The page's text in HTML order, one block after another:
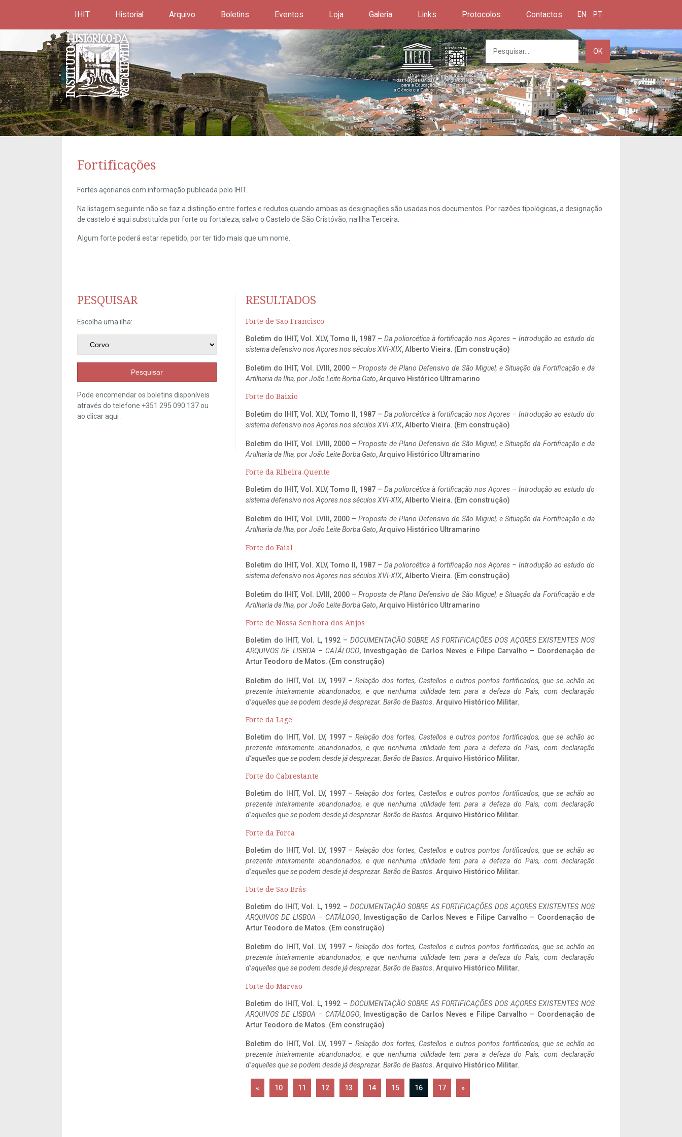
IHIT Historial Arquivo Boletins Eventos Loja Galeria Links Protocolos Contactos EN PT
OK
Fortificações
Fortes açorianos com informação publicada pelo IHIT.
Na listagem seguinte não se faz a distinção entre fortes e redutos quando ambas as designações são usadas nos documentos. Por razões tipológicas, a designação
de castelo é aqui substituída por forte ou fortaleza, salvo o Castelo de São Cristóvão, na Ilha Terceira.
Algum forte poderá estar repetido, por ter tido mais que um nome.
PESQUISAR
Escolha uma ilha:
Pesquisar
Pode encomendar os boletins disponíveis
através do telefone +351 295 090 137 ou
ao clicaraqui
RESULTADOS
Forte de São Francisco
Boletim do IHIT, Vol. XLV, Tomo II, 1987 – Da poliorcética à fortificação nos Açores – Introdução ao estudo do
sistema defensivo nos Açores nos séculos XVI-XIX, Alberto Vieira. (Em construção)
Boletim do IHIT, Vol. LVIII, 2000 –Proposta de Plano Defensivo de São Miguel, e Situação da Fortificação e da
Artilharia da Ilha, por João Leite Borba Gato, Arquivo Histórico Ultramarino
Forte do Baixio
Boletim do IHIT, Vol. XLV, Tomo II, 1987 – Da poliorcética à fortificação nos Açores – Introdução ao estudo do
sistema defensivo nos Açores nos séculos XVI-XIX, Alberto Vieira. (Em construção)
Boletim do IHIT, Vol. LVIII, 2000 –Proposta de Plano Defensivo de São Miguel, e Situação da Fortificação e da
Artilharia da Ilha, por João Leite Borba Gato, Arquivo Histórico Ultramarino
Forte da Ribeira Quente
Boletim do IHIT, Vol. XLV, Tomo II, 1987 – Da poliorcética à fortificação nos Açores – Introdução ao estudo do
sistema defensivo nos Açores nos séculos XVI-XIX, Alberto Vieira. (Em construção)
Boletim do IHIT, Vol. LVIII, 2000 –Proposta de Plano Defensivo de São Miguel, e Situação da Fortificação e da
Artilharia da Ilha, por João Leite Borba Gato, Arquivo Histórico Ultramarino
Forte do Faial
Boletim do IHIT, Vol. XLV, Tomo II, 1987 – Da poliorcética à fortificação nos Açores – Introdução ao estudo do
sistema defensivo nos Açores nos séculos XVI-XIX, Alberto Vieira. (Em construção)
Boletim do IHIT, Vol. LVIII, 2000 –Proposta de Plano Defensivo de São Miguel, e Situação da Fortificação e da
Artilharia da Ilha, por João Leite Borba Gato, Arquivo Histórico Ultramarino
Forte de Nossa Senhora dos Anjos
Boletim do IHIT, Vol. L, 1992 – DOCUMENTAÇÃO SOBRE AS FORTIFICAÇÕES DOS AÇORES EXISTENTES NOS
ARQUIVOS DE LISBOA – CATÁLOGO, Investigação de Carlos Neves e Filipe Carvalho – Coordenação de
Artur Teodoro de Matos. (Em construção)
Boletim do IHIT, Vol. LV, 1997 –Relação dos fortes, Castellos e outros pontos fortificados, que se achão ao
prezente inteiramente abandonados, e que nenhuma utilidade tem para a defeza do Pais, com declaração
d’aquelles que se podem desde já desprezar. Barão de Bastos. Arquivo Histórico Militar.
Forte da Lage
Boletim do IHIT, Vol. LV, 1997 –Relação dos fortes, Castellos e outros pontos fortificados, que se achão ao
prezente inteiramente abandonados, e que nenhuma utilidade tem para a defeza do Pais, com declaração
d’aquelles que se podem desde já desprezar. Barão de Bastos. Arquivo Histórico Militar.
Forte do Cabrestante
Boletim do IHIT, Vol. LV, 1997 –Relação dos fortes, Castellos e outros pontos fortificados, que se achão ao
prezente inteiramente abandonados, e que nenhuma utilidade tem para a defeza do Pais, com declaração
d’aquelles que se podem desde já desprezar. Barão de Bastos. Arquivo Histórico Militar.
Forte da Forca
Boletim do IHIT, Vol. LV, 1997 –Relação dos fortes, Castellos e outros pontos fortificados, que se achão ao
prezente inteiramente abandonados, e que nenhuma utilidade tem para a defeza do Pais, com declaração
d’aquelles que se podem desde já desprezar. Barão de Bastos. Arquivo Histórico Militar.
Forte de São Brás
Boletim do IHIT, Vol. L, 1992 – DOCUMENTAÇÃO SOBRE AS FORTIFICAÇÕES DOS AÇORES EXISTENTES NOS
ARQUIVOS DE LISBOA – CATÁLOGO, Investigação de Carlos Neves e Filipe Carvalho – Coordenação de
Artur Teodoro de Matos. (Em construção)
Boletim do IHIT, Vol. LV, 1997 –Relação dos fortes, Castellos e outros pontos fortificados, que se achão ao
prezente inteiramente abandonados, e que nenhuma utilidade tem para a defeza do Pais, com declaração
d’aquelles que se podem desde já desprezar. Barão de Bastos. Arquivo Histórico Militar.
Forte do Marvão
Boletim do IHIT, Vol. L, 1992 – DOCUMENTAÇÃO SOBRE AS FORTIFICAÇÕES DOS AÇORES EXISTENTES NOS
ARQUIVOS DE LISBOA – CATÁLOGO, Investigação de Carlos Neves e Filipe Carvalho – Coordenação de
Artur Teodoro de Matos. (Em construção)
Boletim do IHIT, Vol. LV, 1997 –Relação dos fortes, Castellos e outros pontos fortificados, que se achão ao
prezente inteiramente abandonados, e que nenhuma utilidade tem para a defeza do Pais, com declaração
d’aquelles que se podem desde já desprezar. Barão de Bastos. Arquivo Histórico Militar.
« 10 11 12 13 14 15 16 17 »